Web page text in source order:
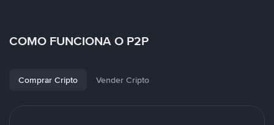
COMO FUNCIONA O P2P
Comprar Cripto Vender Cripto